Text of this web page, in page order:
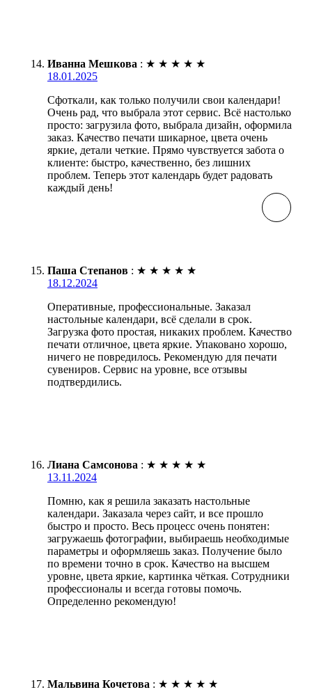
Иванна Мешкова : ★ ★ ★ ★ ★
18.01.2025
Сфоткали, как только получили свои календари!
Очень рад, что выбрала этот сервис. Всё настолько
просто: загрузила фото, выбрала дизайн, оформила
заказ. Качество печати шикарное, цвета очень
яркие, детали четкие. Прямо чувствуется забота о
клиенте: быстро, качественно, без лишних
проблем. Теперь этот календарь будет радовать
каждый день!
Паша Степанов : ★ ★ ★ ★ ★
18.12.2024
Оперативные, профессиональные. Заказал
настольные календари, всё сделали в срок.
Загрузка фото простая, никаких проблем. Качество
печати отличное, цвета яркие. Упаковано хорошо,
ничего не повредилось. Рекомендую для печати
сувениров. Сервис на уровне, все отзывы
подтвердились.
Лиана Самсонова : ★ ★ ★ ★ ★
13.11.2024
Помню, как я решила заказать настольные
календари. Заказала через сайт, и все прошло
быстро и просто. Весь процесс очень понятен:
загружаешь фотографии, выбираешь необходимые
параметры и оформляешь заказ. Получение было
по времени точно в срок. Качество на высшем
уровне, цвета яркие, картинка чёткая. Сотрудники
профессионалы и всегда готовы помочь.
Определенно рекомендую!
Мальвина Кочетова : ★ ★ ★ ★ ★